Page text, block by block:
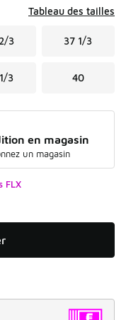
Tableau des tailles
3 37 1/3
3 40
en magasin
un magasin
FLX